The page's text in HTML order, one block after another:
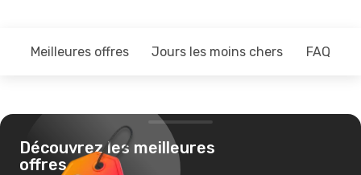
Meilleures offres Jours les moins chers FAQ
Découvrez les meilleures
offres